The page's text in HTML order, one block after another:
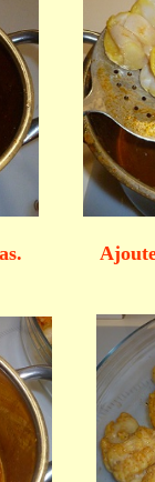
Ajouter